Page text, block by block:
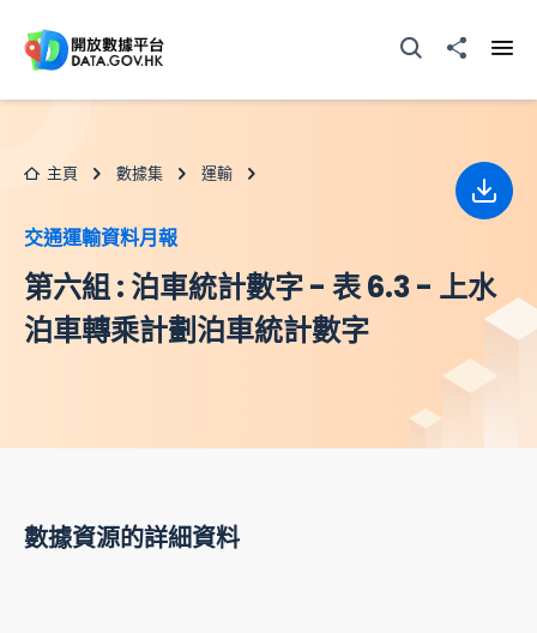
打開搜尋器分享至
主頁 數據集 運輸
交通運輸資料月報
第六組 : 泊車統計數字 - 表 6.3 - 上水
泊車轉乘計劃泊車統計數字
下載
數據資源的詳細資料